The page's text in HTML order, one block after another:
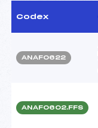
Codex
ANAF0622
ANAF0602.FFS